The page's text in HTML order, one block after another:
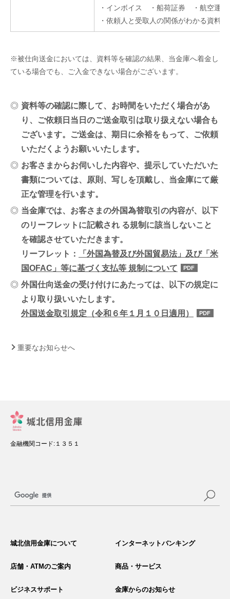
・インボイス ・船荷証券 ・航空運
・依頼人と受取
※被仕向送金においては、資料等を確認の結果、当金庫へ着金し
ている場合でも、ご入金できない場合がございます。
◎ 資料等の確認に際して、お時間をいただく場合があ
り、ご依頼日当日のご送金取引は取り扱えない場合も
ございます。ご送金は、期日に余裕をもって、ご依頼
いただくようお願いいたします。
◎ お客さまからお伺いした内容や、提示していただいた
書類については、原則、写しを頂戴し、当金庫にて厳
正な管理を行います。
◎ 当金庫では、お客さまの外国為替取引の内容が、以下
のリーフレットに記載され る規制に該当しないこと
を確認させていただきます。
リーフレット：
「外国為替及び外国貿易法」及び「米
国OFAC」等に基づく支払等 規制について
PDF
◎ 外国仕向送金の受け付けにあたっては、以下の規定に
より取り扱いいたします。
外国送金取引規定（令和６年１月１０日適用）
PDF
重要なお知らせへ
金融機関コード:１３５１
城北信用金庫について インターネットバンキング
店舗・ATMのご案内 商品・サービス
ビジネスサポート 金庫からのお知らせ